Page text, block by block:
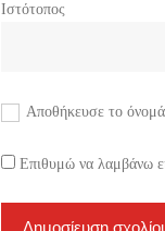
Ιστότοπος
Αποθήκευσε το
Επιθυμώ να λαμβάνω